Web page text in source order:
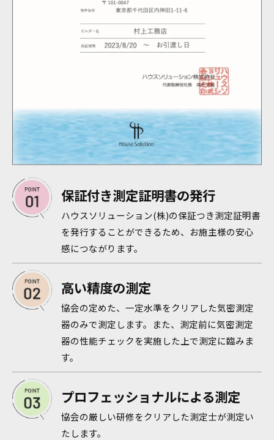
保証付き測定証明書の発行
ハウスソリューション(株)の保証つき測定証明書
を発行することができるため、お施主様の安心
感につながります。
高い精度の測定
協会の定めた、一定水準をクリアした気密測定
器のみで測定します。また、測定前に気密測定
器の性能チェックを実施した上で測定に臨みま
す。
プロフェッショナルによる測定
協会の厳しい研修をクリアした測定士が測定い
たします。